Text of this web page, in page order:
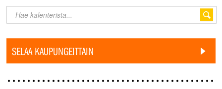
SELAA KAUPUNGEITTAIN